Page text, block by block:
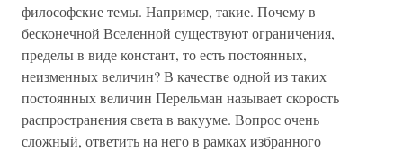
философские темы. Например, такие. Почему в
бесконечной Вселенной существуют ограничения,
пределы в виде констант, то есть постоянных,
неизменных величин? В качестве одной из таких
постоянных величин Перельман называет скорость
распространения света в вакууме. Вопрос очень
сложный, ответить на него в рамках избранного